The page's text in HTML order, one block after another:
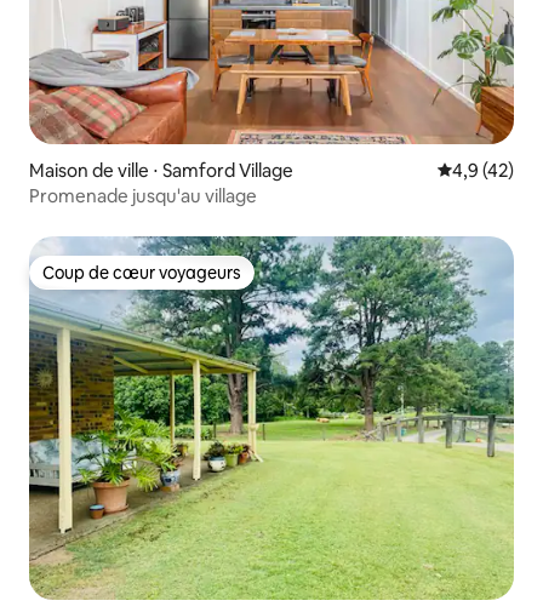
Maison de ville ⋅ Samford Village Évaluation
4,9 (42)
Promenade jusqu'au village
Coup de cœur voyageurs
Coup de cœur voyageurs